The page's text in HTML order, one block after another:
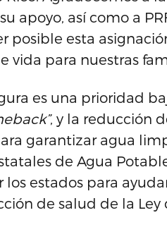
apoyo, así como a
posible esta
vida para nuestras
es una prioridad
, y la reducción
garantizar agua
de Agua
estados para
de salud de la Ley